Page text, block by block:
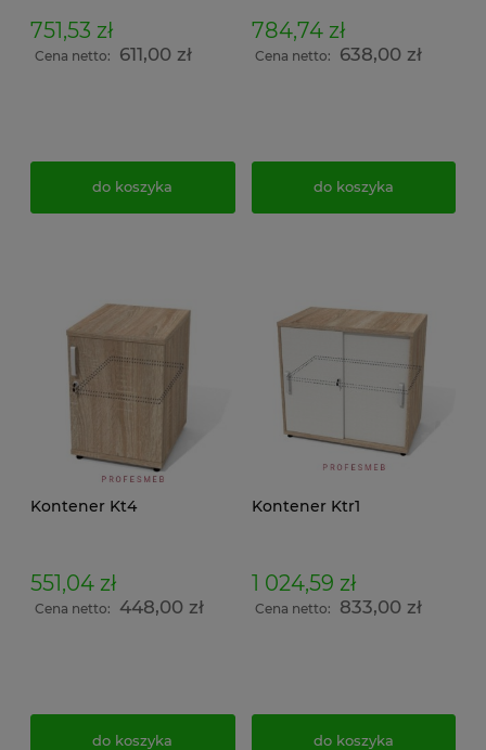
751,53 zł
Cena netto: 611,00 zł
do koszyka
784,74 zł
Cena netto: 638,00 zł
do koszyka
Kontener Kt4
551,04 zł
Cena netto: 448,00 zł
do koszyka
Kontener Ktr1
1 024,59 zł
Cena netto: 833,00 zł
do koszyka